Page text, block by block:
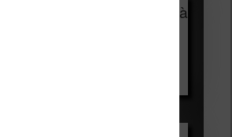
Vivlio Light Zen + HOUSSE à